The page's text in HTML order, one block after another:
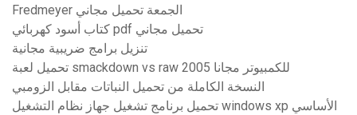
Fredmeyer الجمعة تحميل مجاني
كتاب أسود كهربائي pdf تحميل مجاني
تنزيل برامج ضريبية مجانية
تحميل لعبة smackdown vs raw 2005 للكمبيوتر مجانا
النسخة الكاملة من تحميل النباتات مقابل الزومبي
تحميل برنامج تشغيل جهاز نظام التشغيل windows xp الأساسي